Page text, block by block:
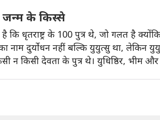
जन्म के किस्से
कि धृतराष्ट्र के 100 पुत्र थे, जो गलत है क्योंकि
दुर्योधन नहीं बल्कि युयुत्सु था, लेकिन
न किसी देवता के पुत्र थे। युधिष्ठिर, भीम